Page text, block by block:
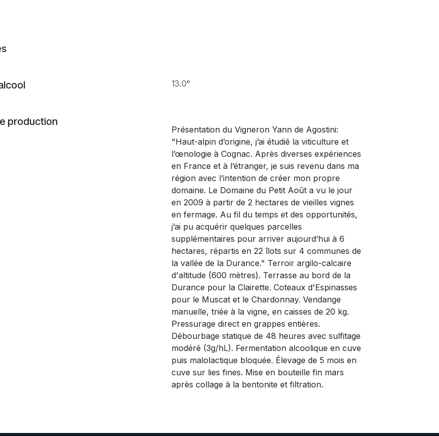
13.0°
production
Présentation du Vigneron Yann de Agostini:
"Haut-alpin d’origine, j’ai étudié la viticulture et
l’œnologie à Cognac. Après diverses expériences
en France et à l’étranger, je suis revenu dans ma
région avec l’intention de créer mon propre
domaine. Le Domaine du Petit Août a vu le jour
en 2009 à partir de 2 hectares de vieilles vignes
en fermage. Au fil du temps et des opportunités,
j’ai pu acquérir quelques parcelles
supplémentaires pour arriver aujourd’hui à 6
hectares, répartis en 22 îlots sur 4 communes de
la vallée de la Durance." Terroir argilo-calcaire
d'altitude (600 mètres). Terrasse au bord de la
Durance pour la Clairette. Coteaux d'Espinasses
pour le Muscat et le Chardonnay. Vendange
manuelle, triée à la vigne, en caisses de 20 kg.
Pressurage direct en grappes entières.
Débourbage statique de 48 heures avec sulfitage
modéré (3g/hL). Fermentation alcoolique en cuve
puis malolactique bloquée. Élevage de 5 mois en
cuve sur lies fines. Mise en bouteille fin mars
après collage à la bentonite et filtration.